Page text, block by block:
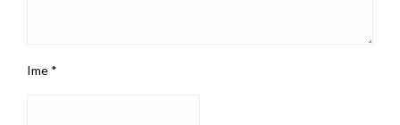
Ime *